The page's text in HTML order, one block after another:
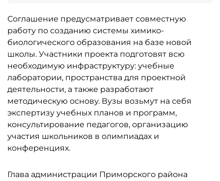
Соглашение предусматривает совместную
работу по созданию системы химико-
биологического образования на базе новой
школы. Участники проекта подготовят всю
необходимую инфраструктуру: учебные
лаборатории, пространства для проектной
деятельности, а также разработают
методическую основу. Вузы возьмут на себя
экспертизу учебных планов и программ,
консультирование педагогов, организацию
участия школьников в олимпиадах и
конференциях.
Глава администрации Приморского района